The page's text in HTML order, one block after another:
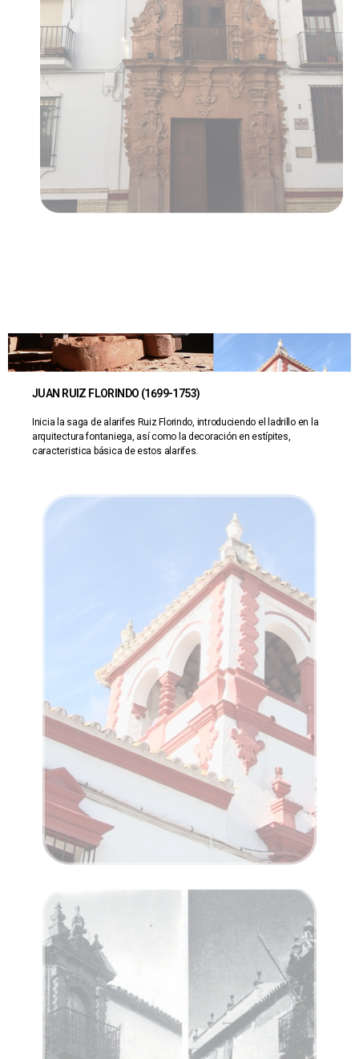
JUAN RUIZ FLORINDO (1699-1753)
Inicia la saga de alarifes Ruiz Florindo, introduciendo el ladrillo en la
arquitectura fontaniega, así como la decoración en estípites,
caracteristica básica de estos alarifes.